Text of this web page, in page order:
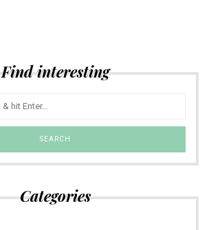
Find interesting
Categories